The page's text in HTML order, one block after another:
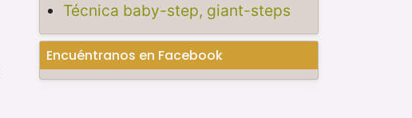
Técnica baby-step, giant-steps
Encuéntranos en Facebook